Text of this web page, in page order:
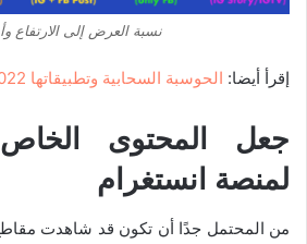
نسبة العرض إلى الارتفاع
إقرأ أيضا: الحوسبة السحابية وتطبيقاتها 2022
جعل المحتوى
لمنصة انستغرام
من المحتمل جدًا أن تكون قد شاهدت